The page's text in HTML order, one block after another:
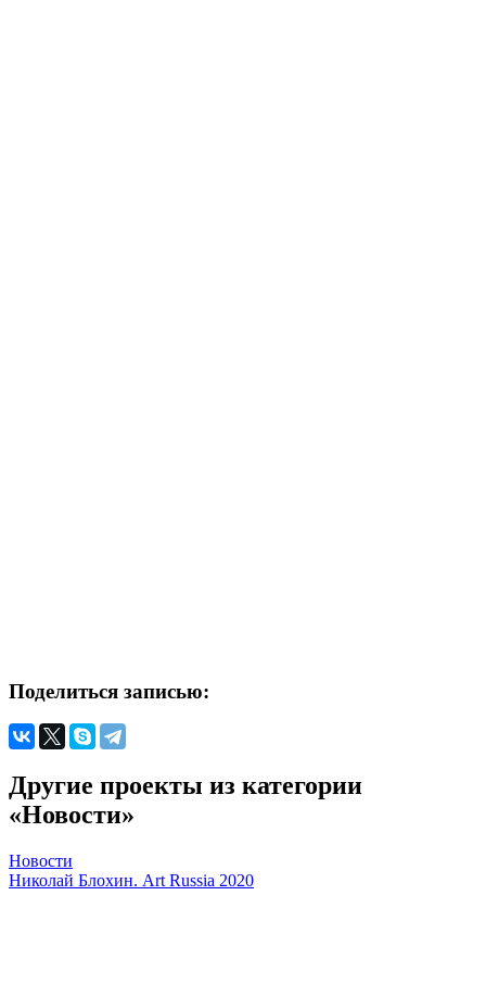
Поделиться записью:
Другие проекты из категории
«Новости»
Новости
Николай Блохин. Art Russia 2020